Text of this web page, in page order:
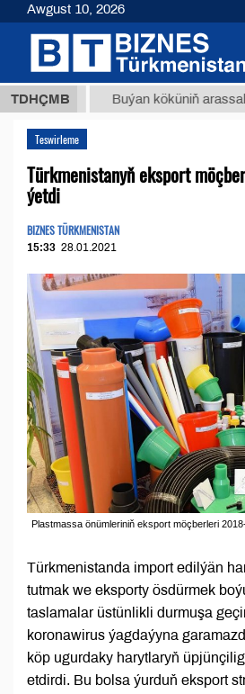
TDHÇMBBuýan köküniň
Teswirleme
Türkmenistanyň eksport
ýetdi
BIZNES TÜRKMENISTAN
15:33 28.01.2021
Plastmassa önümleriniň eksport möçberleri
Türkmenistanda import edilýän
tutmak we eksporty ösdürmek
taslamalar üstünlikli durmuşa
koronawirus ýagdaýyna
köp ugurdaky harytlaryň
etdirdi. Bu bolsa ýurduň eksport
Awgust 10, 2026